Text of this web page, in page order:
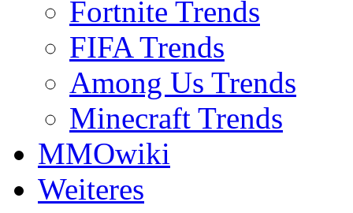
Fortnite Trends
FIFA Trends
Among Us Trends
Minecraft Trends
MMOwiki
Weiteres